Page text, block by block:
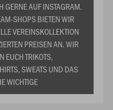
GERNE AUF INSTAGRAM.
SHOPS BIETEN WIR
VEREINSKOLLEKTION
PREISEN AN. WIR
EUCH TRIKOTS,
SWEATS UND DAS
WICHTIGE